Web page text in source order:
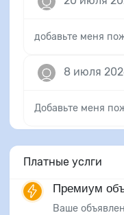
добавьте меня
8 июля
Добавьте меня
Платные услги
Премиум
Ваше